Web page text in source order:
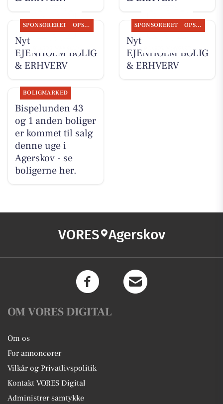
SPONSORERET OPSLAGSTAVLEN
Nyt fra
EJENHOLM BOLIG
& ERHVERV
SPONSORERET OPSLAGSTAVLEN
Nyt fra
EJENHOLM BOLIG
& ERHVERV
BOLIGMARKED
Bispelunden 43
og 1 anden boliger
er kommet til salg
denne uge i
Agerskov - se
boligerne her.
VORES Agerskov
OM VORES DIGITAL
Om os
For annoncører
Vilkår og Privatlivspolitik
Kontakt VORES Digital
Administrer samtykke